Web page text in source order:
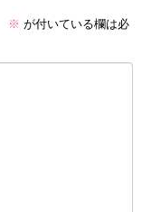
※ が付いている欄は必